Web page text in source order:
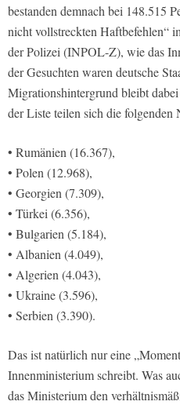
bestanden demnach bei 148.515
nicht vollstreckten Haftbefehlen“
der Polizei (INPOL-Z), wie das
der Gesuchten waren deutsche
Migrationshintergrund bleibt
der Liste teilen sich die folgenden
• Rumänien (16.367),
• Polen (12.968),
• Georgien (7.309),
• Türkei (6.356),
• Bulgarien (5.184),
• Albanien (4.049),
• Algerien (4.043),
• Ukraine (3.596),
• Serbien (3.390).
Das ist natürlich nur eine
Innenministerium schreibt. Was
das Ministerium den